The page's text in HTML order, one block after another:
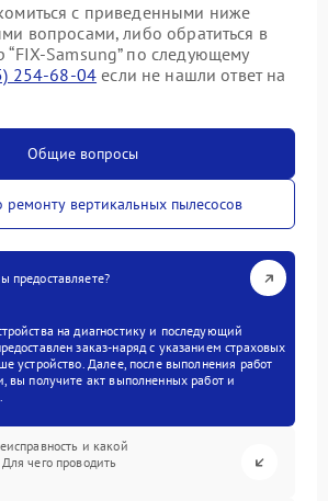
с приведенными ниже
вопросами, либо обратиться в
“FIX-Samsung” по следующему
254-68-04 если не нашли ответ на
Общие вопросы
ремонту вертикальных пылесосов
предоставляете?
на диагностику и последующий
заказ-наряд с указанием страховых
устройство. Далее, после выполнения работ
вы получите акт выполненных работ и
и какой
чего проводить